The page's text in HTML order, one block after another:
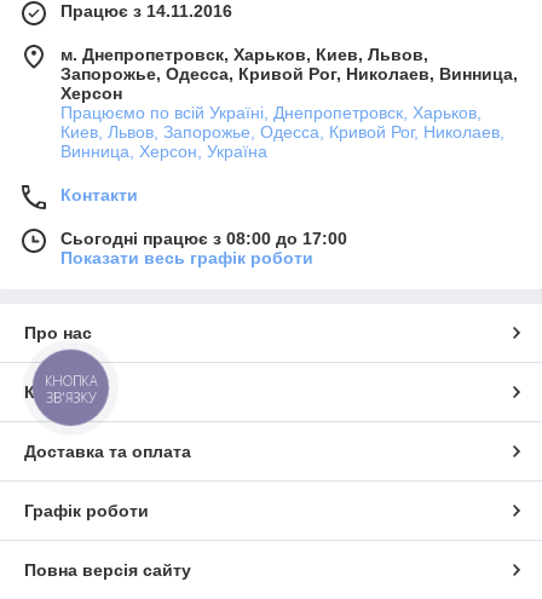
Працює з 14.11.2016
м. Днепропетровск, Харьков, Киев, Львов,
Запорожье, Одесса, Кривой Рог, Николаев, Винница,
Херсон
Працюємо по всій Україні, Днепропетровск, Харьков,
Киев, Львов, Запорожье, Одесса, Кривой Рог, Николаев,
Винница, Херсон, Україна
Контакти
Сьогодні працює з 08:00 до 17:00
Показати весь графік роботи
Про нас
Контакти
Доставка та оплата
Графік роботи
Повна версія сайту
КНОПКА
ЗВ'ЯЗКУ